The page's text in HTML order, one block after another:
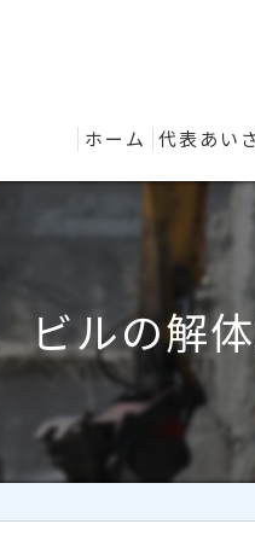
ホーム 代表あい
ビルの解